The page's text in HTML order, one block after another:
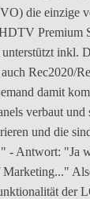
die einzige
Premium
unterstützt inkl.
Rec2020/
damit
verbaut und
und die
- Antwort: "Ja
Marketing..."
der